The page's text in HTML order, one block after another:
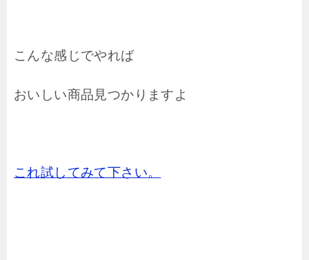
こんな感じでやれば
おいしい商品見つかりますよ
これ試してみて下さい。